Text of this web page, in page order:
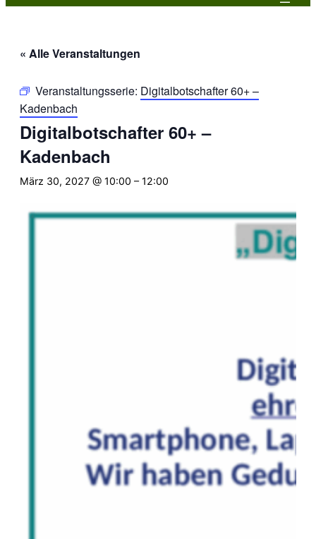
« Alle Veranstaltungen
Veranstaltungsserie: Digitalbotschafter 60+ –
Kadenbach
Digitalbotschafter 60+ –
Kadenbach
März 30, 2027 @ 10:00 – 12:00